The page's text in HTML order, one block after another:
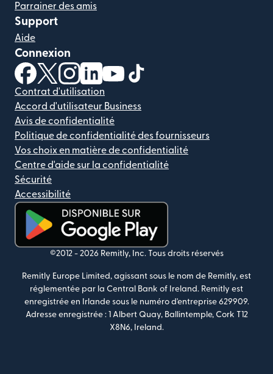
Parrainer des amis
Support
Aide
Connexion
(s'ouvre dans une nouvelle fenêtre)
(s'ouvre dans une nouvelle fenêtre)
(s'ouvre dans une nouvelle fenêtre)
(s'ouvre dans une nouvelle fenêtre)
(s'ouvre dans une nouvelle
Contrat d'utilisation
Accord d'utilisateur Business
Avis de confidentialité
Politique de confidentialité des fournisseurs
Vos choix en matière de confidentialité
Centre d'aide sur la confidentialité
Sécurité
Accessibilité
(s'ouvre dans une nouvelle fenêtre)
©2012 - 2026 Remitly, Inc. Tous droits réservés
Remitly Europe Limited, agissant sous le nom de Remitly, est
réglementée par la Central Bank of Ireland. Remitly est
enregistrée en Irlande sous le numéro d'entreprise 629909.
Adresse enregistrée : 1 Albert Quay, Ballintemple, Cork T12
X8N6, Ireland.